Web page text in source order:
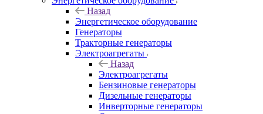
Назад
Энергетическое оборудование
Генераторы
Тракторные генераторы
Электроагрегаты
Назад
Электроагрегаты
Бензиновые генераторы
Дизельные генераторы
Инверторные генераторы